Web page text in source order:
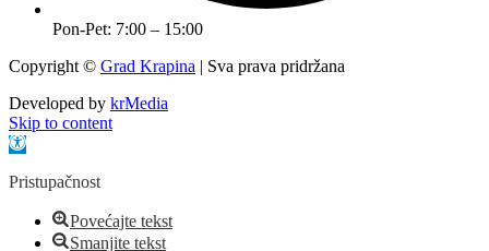
Pon-Pet: 7:00 – 15:00
Copyright © Grad Krapina | Sva prava pridržana
Developed by krMedia
Skip to content
Open toolbar
Pristupačnost
Povećajte tekst
Smanjite tekst